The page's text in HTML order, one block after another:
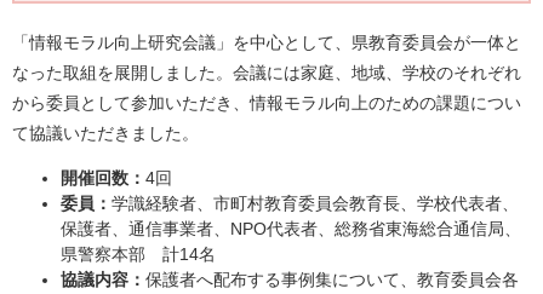
「情報モラル向上研究会議」を中心として、県教育委員会が一体と
なった取組を展開しました。会議には家庭、地域、学校のそれぞれ
から委員として参加いただき、情報モラル向上のための課題につい
て協議いただきました。
開催回数： 4回
委員： 学識経験者、市町村教育委員会教育長、学校代表者、
保護者、通信事業者、NPO代表者、総務省東海総合通信局、
県警察本部 計14名
協議内容： 保護者へ配布する事例集について、教育委員会各